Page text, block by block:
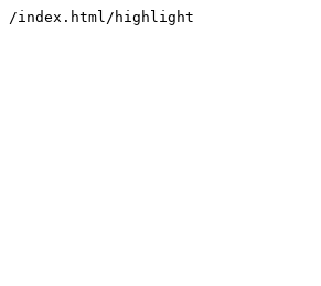
/index.html/highlight